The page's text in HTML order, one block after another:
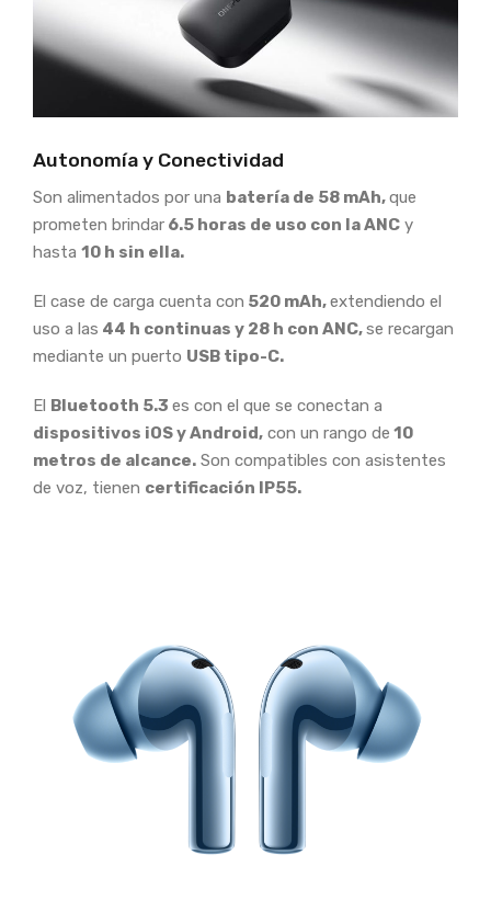
Autonomía y Conectividad
Son alimentados por una batería de 58 mAh,que
prometen brindar 6.5 horas de uso con la ANC y
hasta 10 h sin ella.
El case de carga cuenta con 520 mAh,extendiendo el
uso a las 44 h continuas y 28 h con ANC,se recargan
mediante un puerto USB tipo-C.
El Bluetooth 5.3 es con el que se conectan a
dispositivos iOS y Android, con un rango de 10
metros de alcance. Son compatibles con asistentes
de voz, tienen certificación IP55.